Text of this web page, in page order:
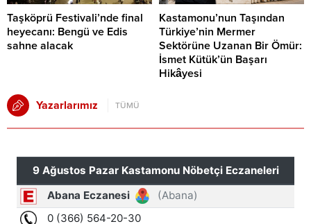
Taşköprü Festivali’nde final
heyecanı: Bengü ve Edis
sahne alacak
Kastamonu’nun Taşından
Türkiye’nin Mermer
Sektörüne Uzanan Bir Ömür:
İsmet Kütük’ün Başarı
Hikâyesi
Yazarlarımız TÜMÜ